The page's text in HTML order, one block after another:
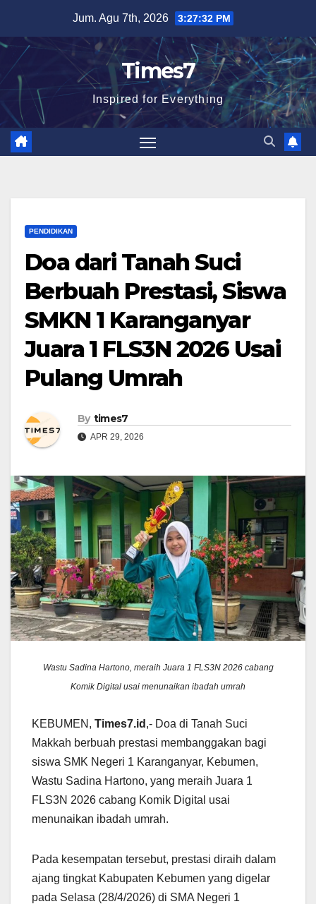
content
Jum. Agu 7th, 2026 3:27:33 PM
Times7
Inspired for Everything
PENDIDIKAN
Doa dari Tanah Suci
Berbuah Prestasi, Siswa
SMKN 1 Karanganyar
Juara 1 FLS3N 2026 Usai
Pulang Umrah
By times7
APR 29, 2026
Wastu Sadina Hartono, meraih Juara 1 FLS3N 2026 cabang
Komik Digital usai menunaikan ibadah umrah
KEBUMEN, Times7.id ,- Doa di Tanah Suci
Makkah berbuah prestasi membanggakan bagi
siswa SMK Negeri 1 Karanganyar, Kebumen,
Wastu Sadina Hartono, yang meraih Juara 1
FLS3N 2026 cabang Komik Digital usai
menunaikan ibadah umrah.
Pada kesempatan tersebut, prestasi diraih dalam
ajang tingkat Kabupaten Kebumen yang digelar
pada Selasa (28/4/2026) di SMA Negeri 1